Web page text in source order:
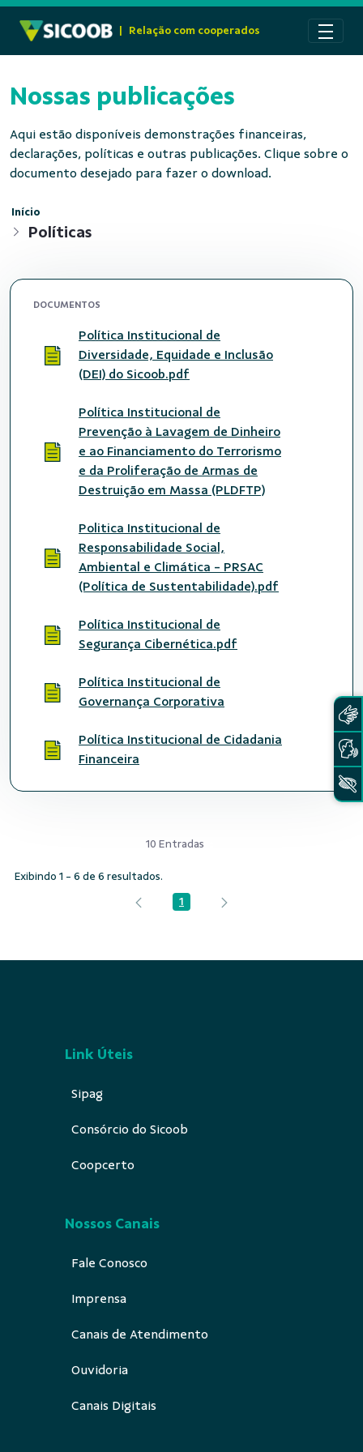
Relação com cooperados
Nossas publicações
Aqui estão disponíveis demonstrações financeiras,
declarações, políticas e outras publicações. Clique sobre o
documento desejado para fazer o download.
Início
Políticas
DOCUMENTOS
Política Institucional de
Diversidade, Equidade e Inclusão
(DEI) do Sicoob.pdf
Política Institucional de
Prevenção à Lavagem de Dinheiro
e ao Financiamento do Terrorismo
e da Proliferação de Armas de
Destruição em Massa (PLDFTP)
Politica Institucional de
Responsabilidade Social,
Ambiental e Climática - PRSAC
(Política de Sustentabilidade).pdf
Política Institucional de
Segurança Cibernética.pdf
Política Institucional de
Governança Corporativa
Política Institucional de Cidadania
Financeira
10 Entradas
Exibindo 1 - 6 de 6 resultados.
Página
1
Link Úteis
Sipag
Consórcio do Sicoob
Coopcerto
Nossos Canais
Fale Conosco
Imprensa
Canais de Atendimento
Ouvidoria
Canais Digitais